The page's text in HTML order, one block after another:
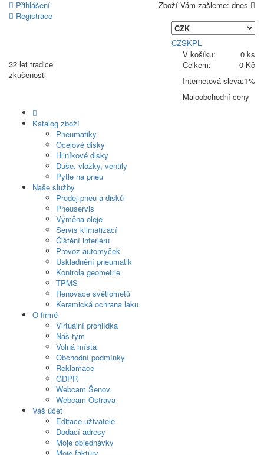
Přihlášení
Registrace
Zboží Vám zašleme: dnes
CZSKPL
32 let tradice
zkušenosti
V košíku:
0 ks
Celkem:
0 Kč
Internetová sleva:1%
Maloobchodní ceny
Katalog zboží
Pneumatiky
Ocelové disky
Hliníkové disky
Duše, vložky, ventily
Pytle na pneu
Naše služby
Prodej pneu a disků
Pneuservis
Výměna oleje
Servis klimatizací
Čištění interiérů
Provoz automyček
Uskladnění pneumatik
Kontrola geometrie
TPMS
Renovace světlometů
Keramická ochrana laku
O firmě
Virtuální prohlídka
Náš tým
Volná místa
Obchodní podmínky
Reklamace
GDPR
Webcam Šenov
Webcam Ostrava
Váš účet
Editace uživatele
Dodací adresy
Moje objednávky